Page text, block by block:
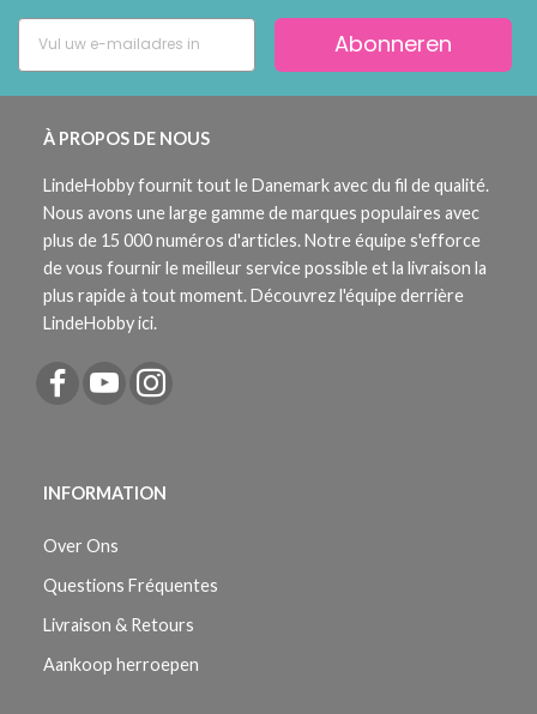
Abonneren
À PROPOS DE NOUS
LindeHobby fournit tout le Danemark avec du fil de qualité.
Nous avons une large gamme de marques populaires avec
plus de 15 000 numéros d'articles. Notre équipe s'efforce
de vous fournir le meilleur service possible et la livraison la
plus rapide à tout moment. Découvrez l'équipe derrière
LindeHobby ici.
INFORMATION
Over Ons
Questions Fréquentes
Livraison & Retours
Aankoop herroepen